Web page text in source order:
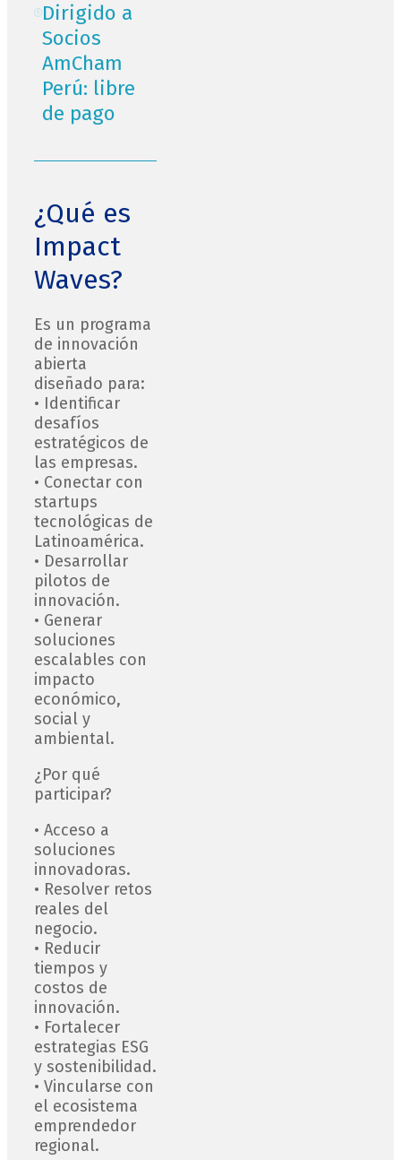
Dirigido a
Socios
AmCham
Perú: libre
de pago
¿Qué es
Impact
Waves?
Es un programa
de innovación
abierta
diseñado para:
• Identificar
desafíos
estratégicos de
las empresas.
• Conectar con
startups
tecnológicas de
Latinoamérica.
• Desarrollar
pilotos de
innovación.
• Generar
soluciones
escalables con
impacto
económico,
social y
ambiental.
¿Por qué
participar?
• Acceso a
soluciones
innovadoras.
• Resolver retos
reales del
negocio.
• Reducir
tiempos y
costos de
innovación.
• Fortalecer
estrategias ESG
y sostenibilidad.
• Vincularse con
el ecosistema
emprendedor
regional.